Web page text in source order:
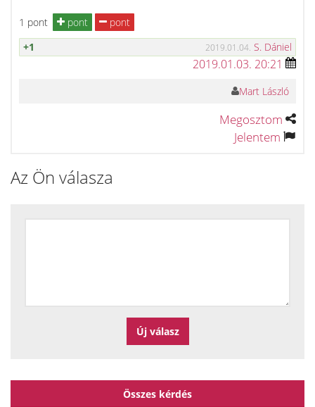
1 pont pont
pont
+1
2019.01.04. S. Dániel
2019.01.03. 20:21
Mart László
Megosztom
Jelentem
Az Ön válasza
Összes kérdés